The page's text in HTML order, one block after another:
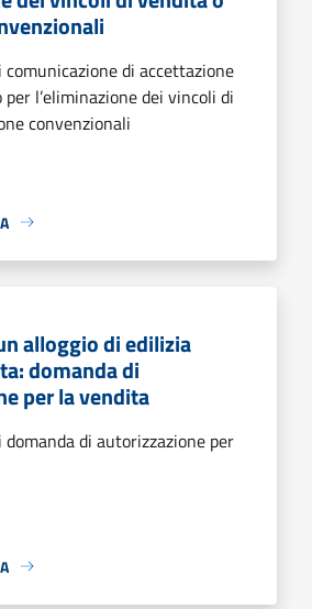
comunicazione di accettazione
l’eliminazione dei vincoli di
convenzionali
alloggio di edilizia
domanda di
per la vendita
di autorizzazione per